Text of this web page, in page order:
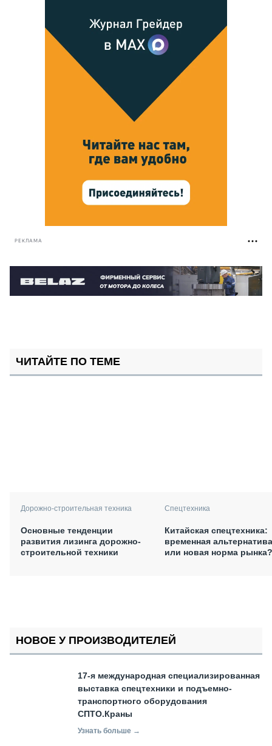
РЕКЛАМА
ЧИТАЙТЕ ПО ТЕМЕ
Дорожно-строительная техника
Основные тенденции
развития лизинга дорожно-
строительной техники
Спецтехника
Китайская спецтехника:
временная альтернатива
или новая норма рынка?
НОВОЕ У ПРОИЗВОДИТЕЛЕЙ
17-я международная специализированная
выставка спецтехники и подъемно-
транспортного оборудования
СПТО.Краны
Узнать больше →